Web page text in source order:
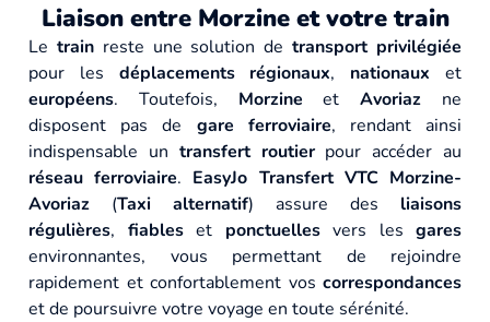
Liaison entre Morzine et votre train
Le trainreste une solution detransport privilégiée
pour les déplacements régionaux, nationaux et
européens. Toutefois, Morzine etAvoriaz ne
disposent pas de gare ferroviaire, rendant ainsi
indispensable un transfert routierpour accéder au
réseau ferroviaire. EasyJo Transfert VTC Morzine-
Avoriaz (Taxi alternatif) assure des liaisons
régulières, fiableset ponctuellesvers les gares
environnantes, vous permettant de rejoindre
rapidement et confortablement vos correspondances
et de poursuivre votre voyage en toute sérénité.